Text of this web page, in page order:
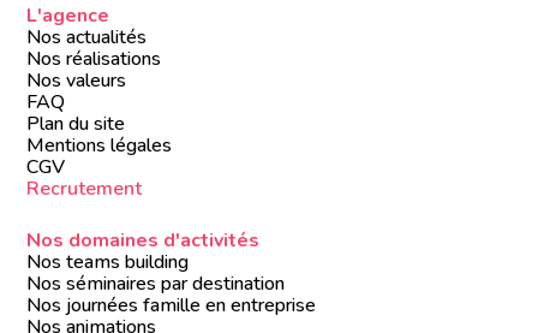
L'agence
Nos actualités
Nos réalisations
Nos valeurs
FAQ
Plan du site
Mentions légales
CGV
Recrutement
Nos domaines d'activités
Nos teams building
Nos séminaires par destination
Nos journées famille en entreprise
Nos animations